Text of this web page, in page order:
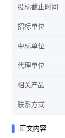
投标截止时间
招标单位
中标单位
代理单位
相关产品
联系方式
正文内容